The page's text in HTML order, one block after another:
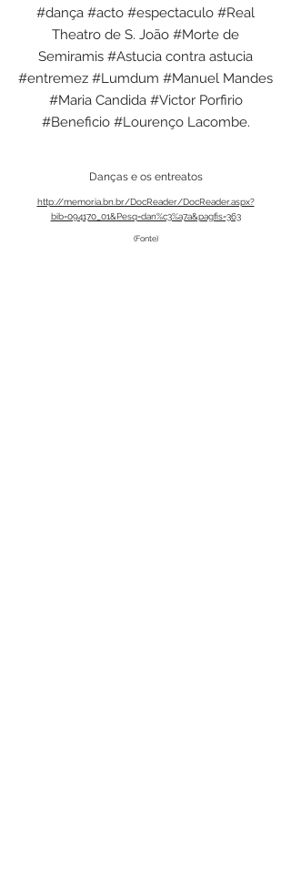
#dança #acto #espectaculo #Real
Theatro de S. João #Morte de
Semiramis #Astucia contra astucia
#entremez #Lumdum #Manuel Mandes
#Maria Candida #Victor Porfirio
#Beneficio #Lourenço Lacombe.
Danças e os entreatos
http://memoria.bn.br/DocReader/DocReader.aspx?
bib=094170_01&Pesq=dan%c3%a7a&pagfis=363
(Fonte)